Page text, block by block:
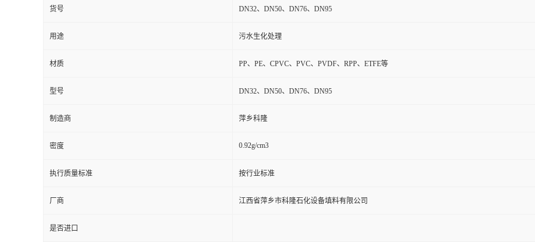
货号 DN32、DN50、DN76、DN95
用途 污水生化处理
材质 PP、PE、CPVC、PVC、PVDF、RPP、ETFE等
型号 DN32、DN50、DN76、DN95
制造商 萍乡科隆
密度 0.92g/cm3
执行质量标准 按行业标准
厂商 江西省萍乡市科隆石化设备填料有限公司
是否进口